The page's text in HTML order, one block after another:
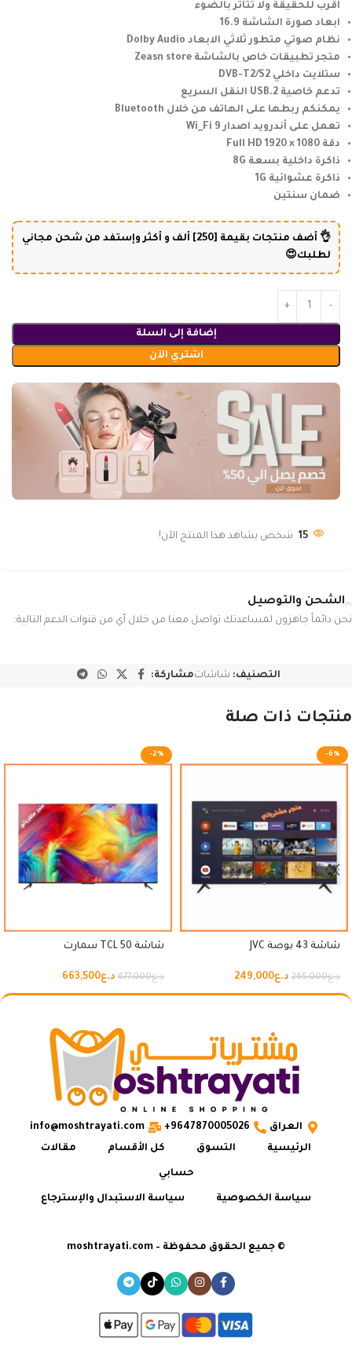
أقرب للحقيقة ولا تتأثر بالضوء
ابعاد صورة الشاشة 16.9
نظام صوتي متطور ثلاثي الابعاد Dolby Audio
متجر تطبيقات خاص بالشاشة Zeasn store
ستلايت داخلي DVB-T2/S2
تدعم خاصية USB.2 النقل السريع
يمكنكم ربطها على الهاتف من خلال Bluetooth
تعمل على أندرويد اصدار 9 Wi_Fi
دقة 1080 × 1920 Full HD
ذاكرة داخلية بسعة 8G
ذاكرة عشوائية 1G
ضمان سنتين
👌 أضف منتجات بقيمة [250] ألف و أكثر وإستفد من شحن مجاني
لطلبك😍
إضافة إلى السلة
اشتري الآن
15 شخص يشاهد هذا المنتج الآن!
الشحن والتوصيل
نحن دائماً جاهزون لمساعدتك تواصل معنا من خلال أي من قنوات الدعم التالية:
التصنيف: شاشاتمشاركة:
منتجات ذات صلة
-6%
شاشة 43 بوصة JVC
د.ع265,000 د.ع249,000
-2%
شاشة 50 TCL سمارت
د.ع677,000 د.ع663,500
العراق 9647870005026+
info@moshtrayati.com
الرئيسية
التسوق كل الأقسام مقالات
حسابي
سياسة الخصوصية سياسة الاستبدال والإسترجاع
© جميع الحقوق محفوظة – moshtrayati.com